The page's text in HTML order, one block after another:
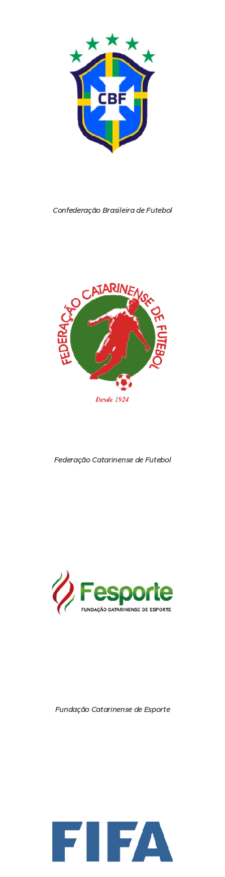
Confederação Brasileira de Futebol
Federação Catarinense de Futebol
Fundação Catarinense de Esporte